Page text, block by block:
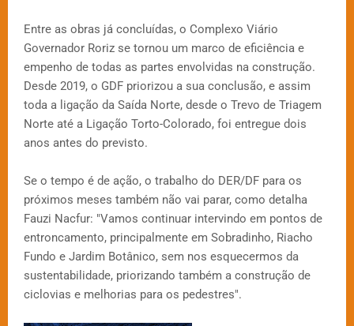
Entre as obras já concluídas, o Complexo Viário
Governador Roriz se tornou um marco de eficiência e
empenho de todas as partes envolvidas na construção.
Desde 2019, o GDF priorizou a sua conclusão, e assim
toda a ligação da Saída Norte, desde o Trevo de Triagem
Norte até a Ligação Torto-Colorado, foi entregue dois
anos antes do previsto.
Se o tempo é de ação, o trabalho do DER/DF para os
próximos meses também não vai parar, como detalha
Fauzi Nacfur: "Vamos continuar intervindo em pontos de
entroncamento, principalmente em Sobradinho, Riacho
Fundo e Jardim Botânico, sem nos esquecermos da
sustentabilidade, priorizando também a construção de
ciclovias e melhorias para os pedestres".